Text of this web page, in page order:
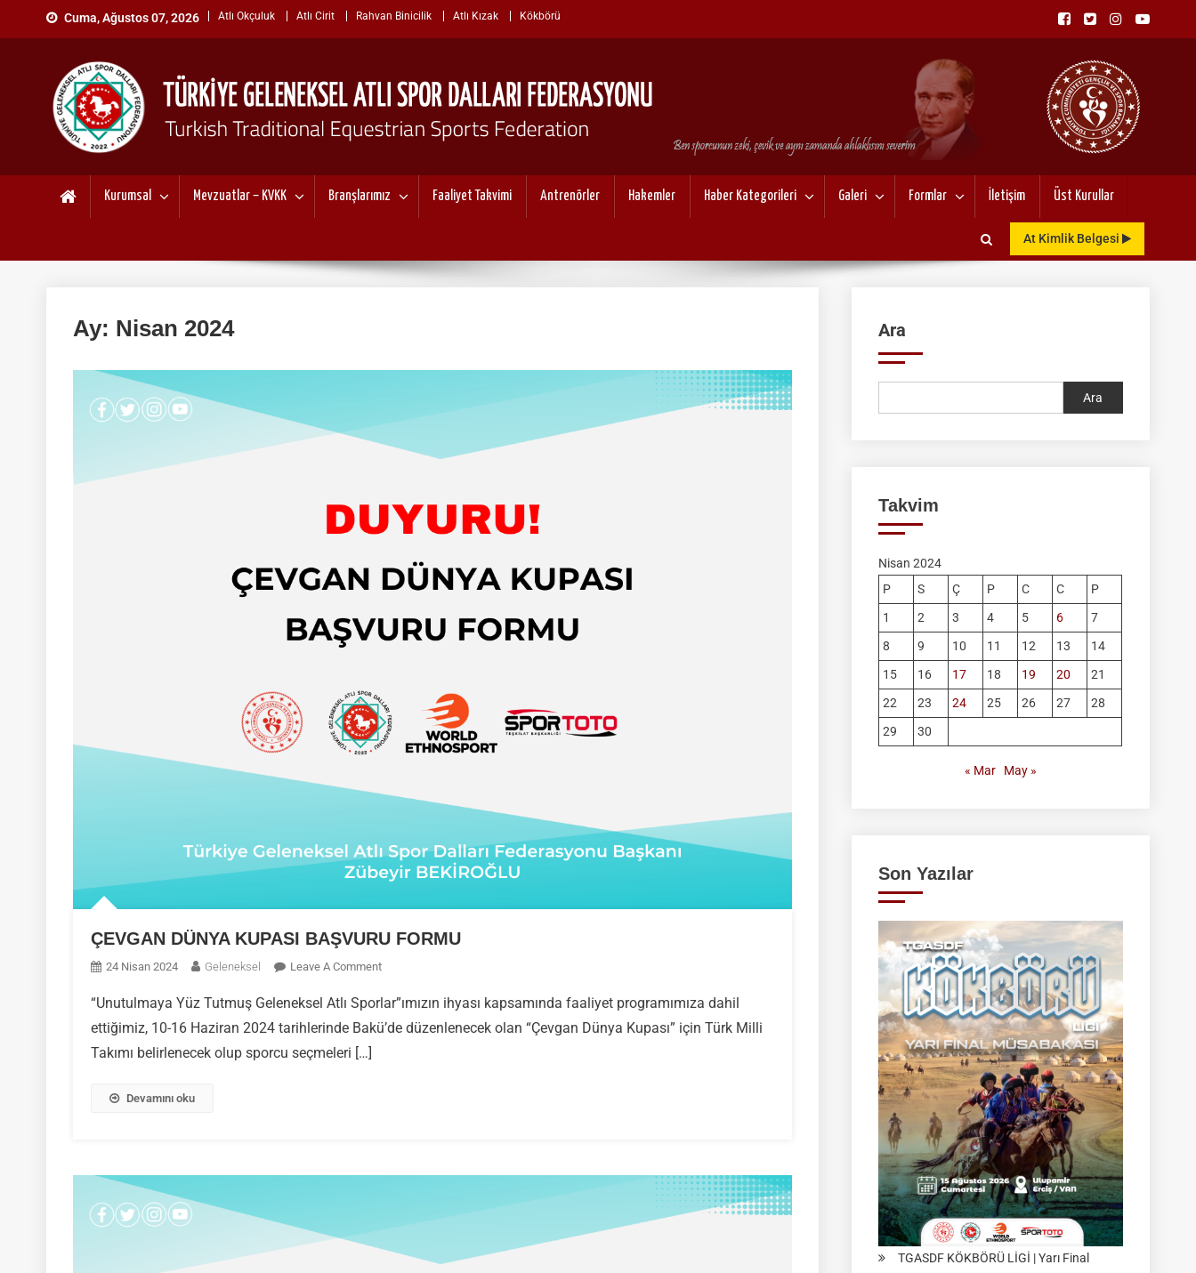
Cuma, Ağustos 07, 2026 Atlı Okçuluk Atlı Cirit Rahvan Binicilik Atlı Kızak Kökbörü
TÜRKİYE GELENEKSEL ATLI SPOR DALLARI FEDERASYONU
"Gelenekten, Geleceğe "
Kurumsal Mevzuatlar – KVKK Branşlarımız Faaliyet Takvimi Antrenörler Hakemler Haber Kategorileri Galeri Formlar İletişim Üst Kurullar
At Kimlik Belgesi
Ay: Nisan 2024
ÇEVGAN DÜNYA KUPASI BAŞVURU FORMU
24 Nisan 2024 Geleneksel Leave A CommentOn
DÜNYA
KUPASI
“Unutulmaya Yüz Tutmuş Geleneksel Atlı Sporlar”ımızın ihyası kapsamında faaliyet programımıza dahil
ettiğimiz, 10-16 Haziran 2024 tarihlerinde Bakü’de düzenlenecek olan “Çevgan Dünya Kupası” için Türk Milli
Takımı belirlenecek olup sporcu seçmeleri […]
Devamını oku
Ara
Ara
Takvim
Nisan 2024
P
S Ç P C C
P
1
2 3 4 5 6
7
8
9 10 11 12 13
14
15
16 17 18 19 20
21
22
23 24 25 26 27
28
29
30
« Mar May »
Son Yazılar
TGASDF KÖKBÖRÜ LİGİ | Yarı Final